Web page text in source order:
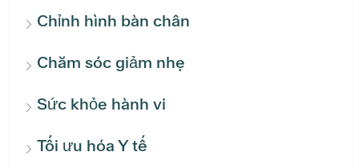
Chỉnh hình bàn chân
Chăm sóc giảm nhẹ
Sức khỏe hành vi
Tối ưu hóa Y tế